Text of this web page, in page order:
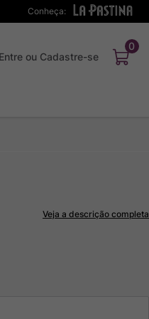
Conheça:
0
Veja a descrição completa